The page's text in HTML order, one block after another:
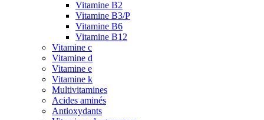
Vitamine B2
Vitamine B3/P
Vitamine B6
Vitamine B12
Vitamine c
Vitamine d
Vitamine e
Vitamine k
Multivitamines
Acides aminés
Antioxydants